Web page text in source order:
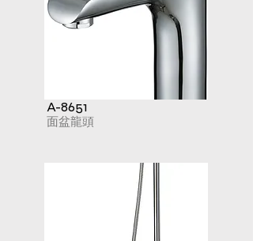
面盆龍頭
A-8651